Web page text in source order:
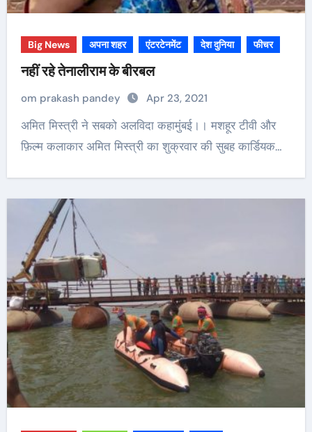
Big News अपना शहर एंटरटेनमेंट देश दुनिया फीचर
नहीं रहे तेनालीराम के बीरबल
om prakash pandey Apr 23, 2021
अमित मिस्त्री ने सबको अलविदा कहा‌मुंबई।। मशहूर टीवी और
फ़िल्म कलाकार अमित मिस्त्री का शुक्रवार की सुबह कार्डियक…